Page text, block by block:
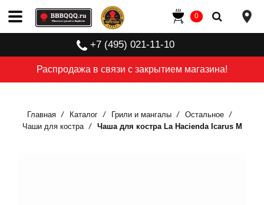
Распродажа в связи с закрытием магазина!
+7 (495) 021-11-10
0
Главная Каталог Грили и мангалы
Остальное
Чаши для костра
Чаша для костра La Hacienda Icarus M